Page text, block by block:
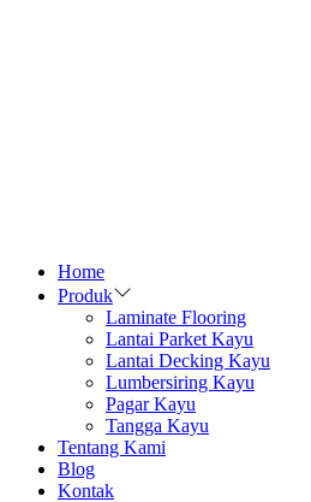
Home
Produk
Laminate Flooring
Lantai Parket Kayu
Lantai Decking Kayu
Lumbersiring Kayu
Pagar Kayu
Tangga Kayu
Tentang Kami
Blog
Kontak